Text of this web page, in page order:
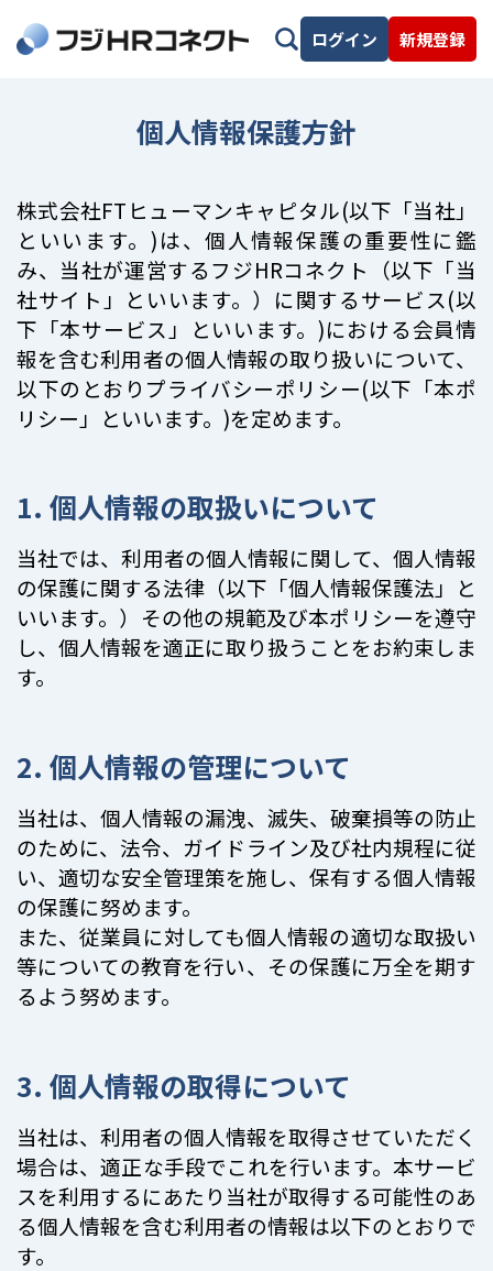
ログイン 新規登録
個人情報保護方針
株式会社FTヒューマンキャピタル(以下「当社」
といいます。)は、個人情報保護の重要性に鑑
み、当社が運営するフジHRコネクト（以下「当
社サイト」といいます。）に関するサービス(以
下「本サービス」といいます。)における会員情
報を含む利用者の個人情報の取り扱いについて、
以下のとおりプライバシーポリシー(以下「本ポ
リシー」といいます。)を定めます。
1. 個人情報の取扱いについて
当社では、利用者の個人情報に関して、個人情報
の保護に関する法律（以下「個人情報保護法」と
いいます。）その他の規範及び本ポリシーを遵守
し、個人情報を適正に取り扱うことをお約束しま
す。
2. 個人情報の管理について
当社は、個人情報の漏洩、滅失、破棄損等の防止
のために、法令、ガイドライン及び社内規程に従
い、適切な安全管理策を施し、保有する個人情報
の保護に努めます。
また、従業員に対しても個人情報の適切な取扱い
等についての教育を行い、その保護に万全を期す
るよう努めます。
3. 個人情報の取得について
当社は、利用者の個人情報を取得させていただく
場合は、適正な手段でこれを行います。本サービ
スを利用するにあたり当社が取得する可能性のあ
る個人情報を含む利用者の情報は以下のとおりで
す。